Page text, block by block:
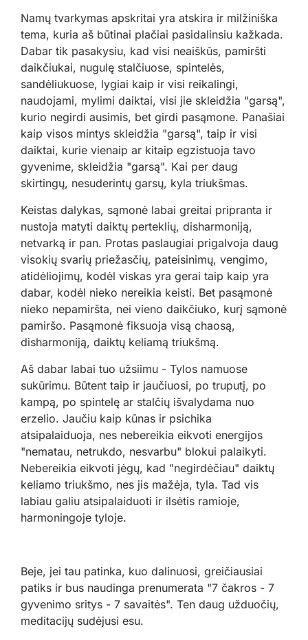
Namų tvarkymas apskritai yra atskira ir milžiniška
tema, kuria aš būtinai plačiai pasidalinsiu kažkada.
Dabar tik pasakysiu, kad visi neaiškūs, pamiršti
daikčiukai, nugulę stalčiuose, spintelės,
sandėliukuose, lygiai kaip ir visi reikalingi,
naudojami, mylimi daiktai, visi jie skleidžia "garsą",
kurio negirdi ausimis, bet girdi pasąmone. Panašiai
kaip visos mintys skleidžia "garsą", taip ir visi
daiktai, kurie vienaip ar kitaip egzistuoja tavo
gyvenime, skleidžia "garsą". Kai per daug
skirtingų, nesuderintų garsų, kyla triukšmas.
Keistas dalykas, sąmonė labai greitai pripranta ir
nustoja matyti daiktų perteklių, disharmoniją,
netvarką ir pan. Protas paslaugiai prigalvoja daug
visokių svarių priežasčių, pateisinimų, vengimo,
atidėliojimų, kodėl viskas yra gerai taip kaip yra
dabar, kodėl nieko nereikia keisti. Bet pasąmonė
nieko nepamiršta, nei vieno daikčiuko, kurį sąmonė
pamiršo. Pasąmonė fiksuoja visą chaosą,
disharmoniją, daiktų keliamą triukšmą.
Aš dabar labai tuo užsiimu - Tylos namuose
sukūrimu. Būtent taip ir jaučiuosi, po truputį, po
kampą, po spintelę ar stalčių išvalydama nuo
erzelio. Jaučiu kaip kūnas ir psichika
atsipalaiduoja, nes nebereikia eikvoti energijos
"nematau, netrukdo, nesvarbu" blokui palaikyti.
Nebereikia eikvoti jėgų, kad "negirdėčiau" daiktų
keliamo triukšmo, nes jis mažėja, tyla. Tad vis
labiau galiu atsipalaiduoti ir ilsėtis ramioje,
harmoningoje tyloje.
Beje, jei tau patinka, kuo dalinuosi, greičiausiai
patiks ir bus naudinga prenumerata "7 čakros - 7
gyvenimo sritys - 7 savaitės". Ten daug užduočių,
meditacijų sudėjusi esu.